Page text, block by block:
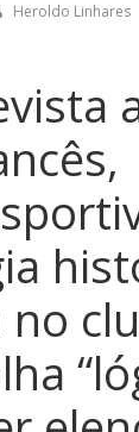
Heroldo Linhares